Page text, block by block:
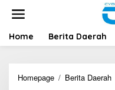
t
Home Berita Daerah
Homepage / Berita Daerah